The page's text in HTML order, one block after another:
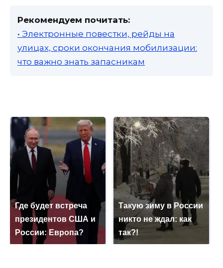
Рекомендуем почитать:
• Электронные повестки, рейды на
улицах, сроки окончания мобилизации:
что важно знать запасникам
Где будет встреча
президентов США и
России: Европа?
Такую зиму в России
никто не ждал: как
так?!